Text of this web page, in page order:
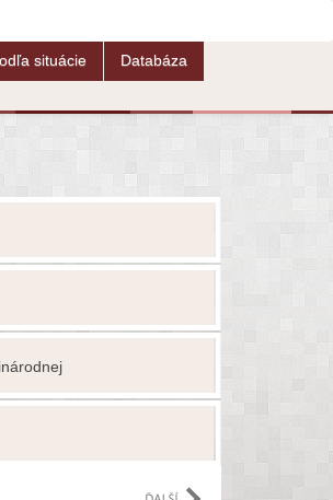
situácie Databáza